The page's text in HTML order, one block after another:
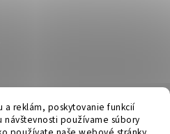
a reklám, poskytovanie funkcií
návštevnosti používame súbory